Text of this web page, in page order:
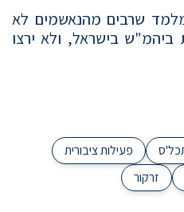
מלמד שרבים מהנאשמים לא
ביהמ"ש בישראל, ולא ירצו
פעילות ציבורית
זרקור